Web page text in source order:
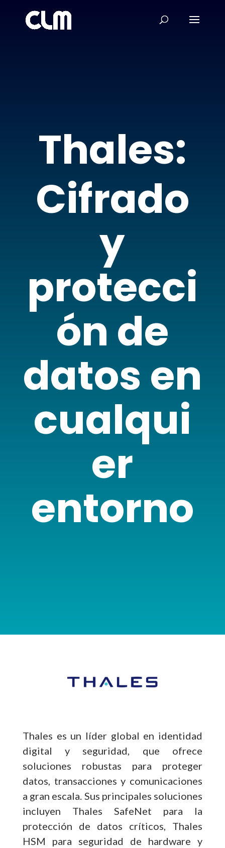
Thales:
Cifrado
y
protecci
ón de
datos en
cualqui
er
entorno
Thales es un líder global en identidad
digital y seguridad, que ofrece
soluciones robustas para proteger
datos, transacciones y comunicaciones
a gran escala. Sus principales soluciones
incluyen Thales SafeNet para la
protección de datos críticos, Thales
HSM para seguridad de hardware y